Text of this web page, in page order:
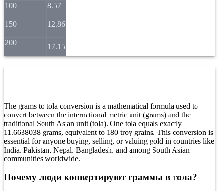
100 8.57
150 12.86
200 17.15
The grams to tola conversion is a mathematical formula used to
convert between the international metric unit (grams) and the
traditional South Asian unit (tola). One tola equals exactly
11.6638038 grams, equivalent to 180 troy grains. This conversion is
essential for anyone buying, selling, or valuing gold in countries like
India, Pakistan, Nepal, Bangladesh, and among South Asian
communities worldwide.
Почему люди конвертируют граммы в тола?